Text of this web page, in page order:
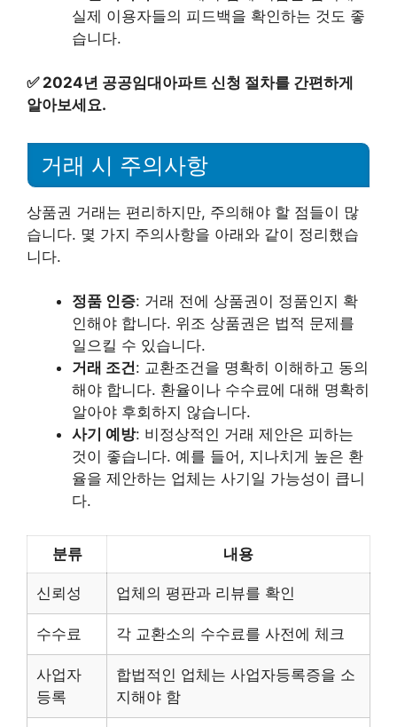
실제 이용자들의 피드백을 확인하는 것도 좋
습니다.
✅ 2024년 공공임대아파트 신청 절차를 간편하게
알아보세요.
거래 시 주의사항
상품권 거래는 편리하지만, 주의해야 할 점들이 많
습니다. 몇 가지 주의사항을 아래와 같이 정리했습
니다.
정품 인증: 거래 전에 상품권이 정품인지 확
인해야 합니다. 위조 상품권은 법적 문제를
일으킬 수 있습니다.
거래 조건: 교환조건을 명확히 이해하고 동의
해야 합니다. 환율이나 수수료에 대해 명확히
알아야 후회하지 않습니다.
사기 예방: 비정상적인 거래 제안은 피하는
것이 좋습니다. 예를 들어, 지나치게 높은 환
율을 제안하는 업체는 사기일 가능성이 큽니
다.
분류 내용
신뢰성 업체의 평판과 리뷰를 확인
수수료 각 교환소의 수수료를 사전에 체크
사업자
등록
합법적인 업체는 사업자등록증을 소
지해야 함